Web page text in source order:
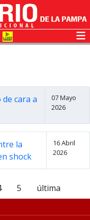
cara a
07 Mayo
2026
la
shock
16 Abril
2026
5 última